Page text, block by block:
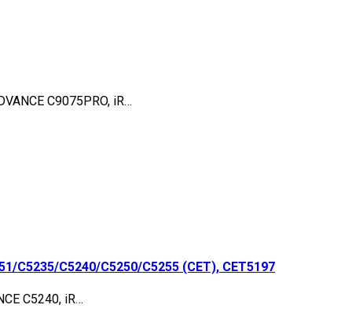
C9075PRO, iR…
C5235/C5240/C5250/C5255 (CET), CET5197
C5240, iR…